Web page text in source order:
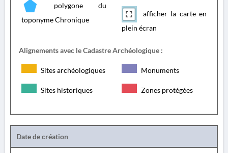
polygone du
toponyme Chronique
afficher la carte en
plein écran
Alignements avec le Cadastre Archéologique :
Sites archéologiques Monuments
Sites historiques Zones protégées
Date de création